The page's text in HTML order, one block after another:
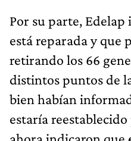
Por su parte,
está reparada y que
retirando los 66
distintos puntos de
bien habían
estaría